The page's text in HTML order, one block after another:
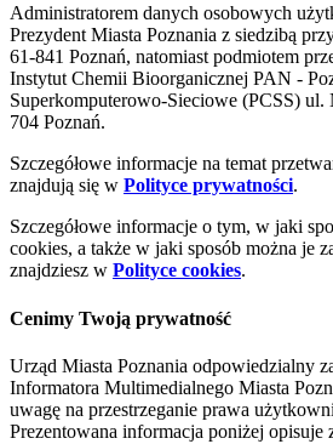
Administratorem danych osobowych
Prezydent Miasta Poznania z siedzibą
61-841 Poznań, natomiast podmiotem
Instytut Chemii Bioorganicznej PAN -
Superkomputerowo-Sieciowe (PCSS)
704 Poznań.
Szczegółowe informacje na temat
znajdują się w Polityce prywatności.
Szczegółowe informacje o tym, w jaki
cookies, a także w jaki sposób można je
znajdziesz w Polityce cookies.
Cenimy Twoją prywatność
Urząd Miasta Poznania odpowiedzialny
Informatora Multimedialnego Miasta
uwagę na przestrzeganie prawa
Prezentowana informacja poniżej opisuje